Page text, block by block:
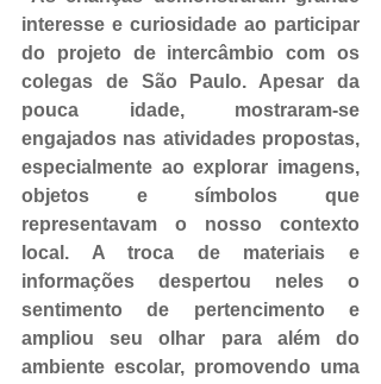
interesse e curiosidade ao participar
do projeto de intercâmbio com os
colegas de São Paulo. Apesar da
pouca idade, mostraram-se
engajados nas atividades propostas,
especialmente ao explorar imagens,
objetos e símbolos que
representavam o nosso contexto
local. A troca de materiais e
informações despertou neles o
sentimento de pertencimento e
ampliou seu olhar para além do
ambiente escolar, promovendo uma